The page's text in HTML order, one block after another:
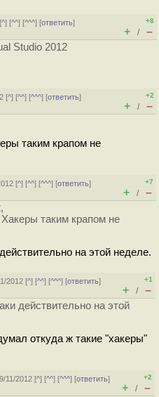
^] [^^] [^^^] [ответить]
+8
+ / –
Studio 2012
[^] [^^] [^^^] [ответить]
+2
+ / –
таким крапом не
[^] [^^] [^^^] [ответить]
+7
+ / –
таким крапом не
на этой неделе.
2012 [^] [^^] [^^^] [ответить]
+1
+ / –
действительно на этой
откуда ж такие "хакеры"
11/2012 [^] [^^] [^^^] [ответить]
+2
+ / –